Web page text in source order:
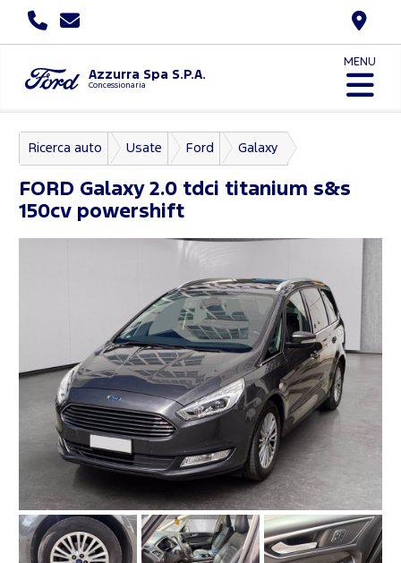
Azzurra Spa S.P.A.
Concessionaria
MENU
Ricerca auto Usate Ford Galaxy
FORD Galaxy 2.0 tdci titanium s&s
150cv powershift